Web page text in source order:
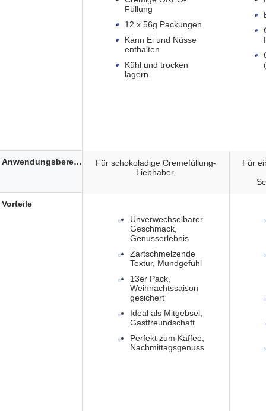
Füllung
12 x 56g Packungen
Kann Ei und Nüsse
enthalten
Kühl und trocken
lagern
Für schokoladige Cremefüllung-
Liebhaber.
Für
Unverwechselbarer
Geschmack,
Genusserlebnis
Zartschmelzende
Textur, Mundgefühl
13er Pack,
Weihnachtssaison
gesichert
Ideal als Mitgebsel,
Gastfreundschaft
Perfekt zum Kaffee,
Nachmittagsgenuss
Anwendungsbereich
Vorteile